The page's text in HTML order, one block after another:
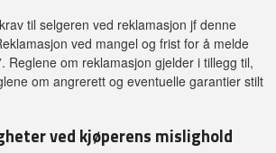
til selgeren ved reklamasjon jf denne
ved mangel og frist for å melde
Reglene om reklamasjon gjelder i tillegg til,
om angrerett og eventuelle garantier stilt
ved kjøperens mislighold